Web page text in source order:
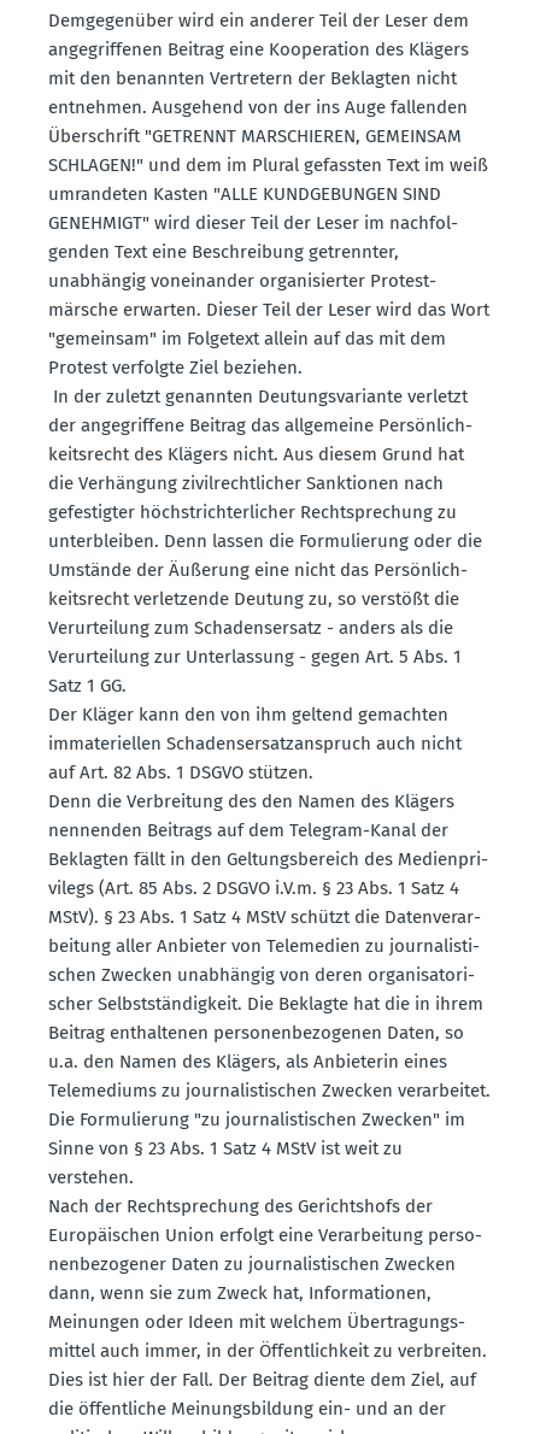
Demge­genüber wird ein anderer Teil der Leser dem
angegrif­fenen Beitrag eine Koope­ration des Klägers
mit den benannten Vertretern der Beklagten nicht
entnehmen. Ausgehend von der ins Auge fallenden
Überschrift "GETRENNT MARSCHIEREN, GEMEINSAM
SCHLAGEN!" und dem im Plural gefassten Text im weiß
umran­deten Kasten "ALLE KUNDGE­BUNGEN SIND
GENEHMIGT" wird dieser Teil der Leser im nachfol­
genden Text eine Beschreibung getrennter,
unabhängig vonein­ander organi­sierter Protest­
märsche erwarten. Dieser Teil der Leser wird das Wort
"gemeinsam" im Folgetext allein auf das mit dem
Protest verfolgte Ziel beziehen.
In der zuletzt genannten Deutungs­va­riante verletzt
der angegriffene Beitrag das allge­meine Persön­lich­
keits­recht des Klägers nicht. Aus diesem Grund hat
die Verhängung zivil­recht­licher Sanktionen nach
gefes­tigter höchst­rich­ter­licher Recht­spre­chung zu
unter­bleiben. Denn lassen die Formu­lierung oder die
Umstände der Äußerung eine nicht das Persön­lich­
keits­recht verlet­zende Deutung zu, so verstößt die
Verur­teilung zum Schadens­ersatz - anders als die
Verur­teilung zur Unter­lassung - gegen Art. 5 Abs. 1
Satz 1 GG.
Der Kläger kann den von ihm geltend gemachten
immate­ri­ellen Schadens­er­satz­an­spruch auch nicht
auf Art. 82 Abs. 1 DSGVO stützen.
Denn die Verbreitung des den Namen des Klägers
nennenden Beitrags auf dem Telegram-Kanal der
Beklagten fällt in den Geltungs­be­reich des Medien­pri­
vilegs (Art. 85 Abs. 2 DSGVO i.V.m. § 23 Abs. 1 Satz 4
MStV). § 23 Abs. 1 Satz 4 MStV schützt die Daten­ver­ar­
beitung aller Anbieter von Telemedien zu journa­lis­ti­
schen Zwecken unabhängig von deren organi­sa­to­ri­
scher Selbst­stän­digkeit. Die Beklagte hat die in ihrem
Beitrag enthal­tenen perso­nen­be­zo­genen Daten, so
u.a. den Namen des Klägers, als Anbie­terin eines
Teleme­diums zu journa­lis­ti­schen Zwecken verar­beitet.
Die Formu­lierung "zu journa­lis­ti­schen Zwecken" im
Sinne von § 23 Abs. 1 Satz 4 MStV ist weit zu
verstehen.
Nach der Recht­spre­chung des Gerichtshofs der
Europäi­schen Union erfolgt eine Verar­beitung perso­
nen­be­zo­gener Daten zu journa­lis­ti­schen Zwecken
dann, wenn sie zum Zweck hat, Infor­ma­tionen,
Meinungen oder Ideen mit welchem Übertra­gungs­
mittel auch immer, in der Öffent­lichkeit zu verbreiten.
Dies ist hier der Fall. Der Beitrag diente dem Ziel, auf
die öffent­liche Meinungs­bildung ein- und an der